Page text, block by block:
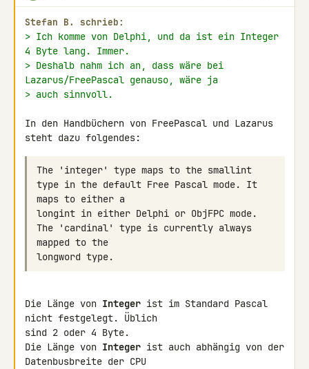
Stefan B. schrieb:
> Ich komme von Delphi, und da ist ein Integer
4 Byte lang. Immer.
> Deshalb nahm ich an, dass wäre bei
Lazarus/FreePascal genauso, wäre ja
> auch sinnvoll.
In den Handbüchern von FreePascal und Lazarus
steht dazu folgendes:
The 'integer' type maps to the smallint
type in the default Free Pascal mode. It
longint in either Delphi or ObjFPC mode.
The 'cardinal' type is currently always
Die Länge von Integer ist im Standard Pascal
nicht festgelegt. Üblich
sind 2 oder 4 Byte.
Die Länge von Integer ist auch abhängig von der
Datenbusbreite der CPU